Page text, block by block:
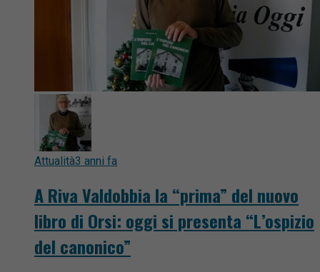
Attualità3 anni fa
A Riva Valdobbia la “prima” del nuovo
libro di Orsi: oggi si presenta “L’ospizio
del canonico”